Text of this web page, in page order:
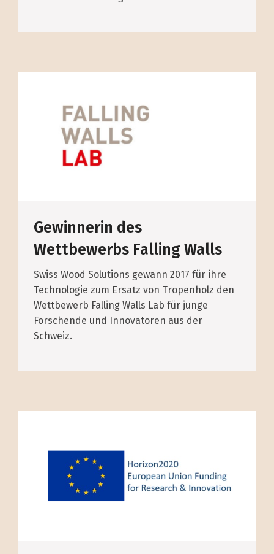
Gewinnerin des
Wettbewerbs Falling Walls
Swiss Wood Solutions gewann 2017 für ihre
Technologie zum Ersatz von Tropenholz den
Wettbewerb Falling Walls Lab für junge
Forschende und Innovatoren aus der
Schweiz.